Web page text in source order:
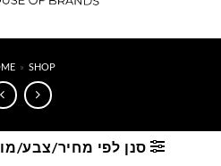
» SHOP
סנן לפי מחיר/צבע/